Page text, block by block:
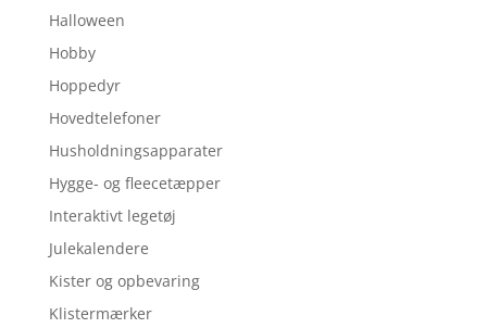
Halloween
Hobby
Hoppedyr
Hovedtelefoner
Husholdningsapparater
Hygge- og fleecetæpper
Interaktivt legetøj
Julekalendere
Kister og opbevaring
Klistermærker